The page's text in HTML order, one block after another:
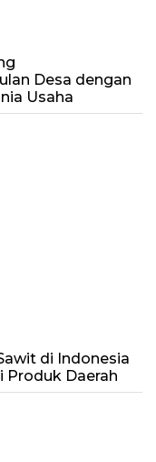
Desa dengan
Usaha
di Indonesia
Produk Daerah